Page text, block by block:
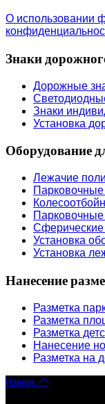
О использовании
Знаки
Дорожные
Знаки
Установка
Оборудование
Лежачие
Парковочные
Сферические
Установка
Установка
Нанесение
Разметка
Разметка
Разметка
Нанесение
Разметка на
Наверх